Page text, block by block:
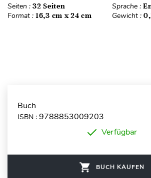
Seiten : 32 Seiten Sprache :
Format : 16,3 cm x 24 cm Gewicht :
Buch
ISBN : 9788853009203
Verfügbar
BUCH KAUFEN